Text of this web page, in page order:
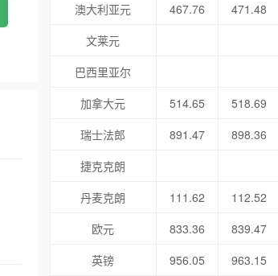
澳大利亚元
467.76 471.48
文莱元
巴西里亚尔
加拿大元
514.65 518.69
瑞士法郎
891.47 898.36
捷克克朗
丹麦克朗
111.62 112.52
欧元
833.36 839.47
英镑
956.05 963.15